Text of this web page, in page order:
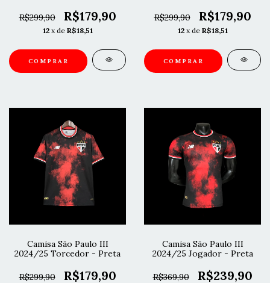
R$299,90 R$179,90
12 x de R$18,51
COMPRAR
R$299,90 R$179,90
12 x de R$18,51
COMPRAR
Camisa São Paulo III
2024/25 Torcedor - Preta
R$299,90 R$179,90
Camisa São Paulo III
2024/25 Jogador - Preta
R$369,90 R$239,90